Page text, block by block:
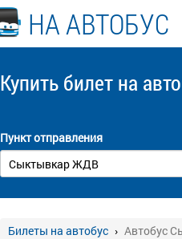
НА АВТОБУС
Купить билет на
Пункт отправления
Билеты на автобус Автобус